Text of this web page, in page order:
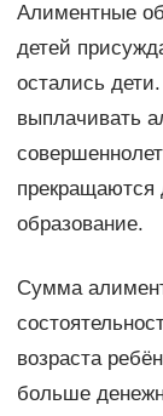
Алиментные
детей
остались
выплачивать
прекращаются
образование.
Сумма
возраста
больше